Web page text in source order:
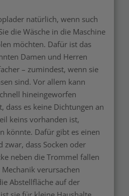
natürlich, wenn such
die Wäsche in die Maschine
möchten. Dafür ist das
Damen und Herren
– zumindest, wenn sie
sind. Vor allem kann
hineingeworfen
dass es keine Dichtungen an
keins vorhanden ist,
könnte. Dafür gibt es einen
zwar, dass Socken oder
neben die Trommel fallen
verursachen
Abstellfläche auf der